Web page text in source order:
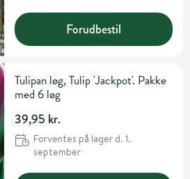
Forudbestil
Tulipan løg, Tulip 'Jackpot'. Pakke
med 6 løg
39,95 kr.
Forventes på lager d. 1.
september